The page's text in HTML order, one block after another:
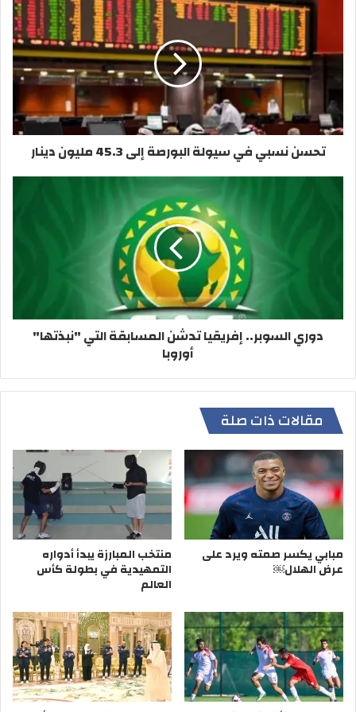
وعلى صعيد المباريات الودية يخوض فريق الفحيحيل اليوم أولى
مواجهاته الودية في معسكر تركيا، عندما يلتقي نادي هلال
القدس، عند السادسة مساء بتوقيت الكويت.
العربي يلتقي «القسنطيني» اليوم
يخوض فريق العربي لكرة القدم رابع مبارياته الودية خلال
معسكره الحالي في تونس، عندما يواجه اليوم نظيره شباب
القسنطيني الجزائري أحد أندية الدرجة الأولى في بلاده.
وينتظم الأخضر في معسكر تدريبي بمدينة طبرقة التونسية يستمر
حتى 12 الجاري، يستعد خلاله لانطلاق منافسات الموسم الكروي
الجديد، ولعب مباراة الدور نصف النهائي الغربي لكأس الاتحاد
الآسيوي أمام ضيفه السيب العماني 5 الجاري.
الشباب للقاهرة
وفي سياق متصل غادر أمس فريق الشباب لكرة القدم، إلى مدينة
6 أكتوبر بالعاصمة القاهرة، للدخول هناك في معسكر مغلق
لمدة 10 ايام، استعداداً لمنافسات الموسم الجديد.
وترأس الوفد عضو مجلس الإدارة، ورئيس جهاز الكرة جابر الزنكي،
على أن يخوض الفريق 3 مباريات ودية، يسعى من خلالها الجهاز
الفني بقيادة عيد سابج، الوصول للمستوى المطلوب قبل الدخول
في منافسات الموسم الجديد، إذ يتطلع أبناء الأحمدي للعودة
سريعاً للدوري الممتاز.
وفي الساحل، قدمت إدارة النادي الصفقات الخمس الذين
استعان بهم الفريق الأول لكرة القدم، وهم البرازيلي ليوناردو دا
سيلفا، ومواطنه جيوفاني سيلفا، والفرنسي طارق عجون،
والتونسي حمزة بن عبده، والعماني حمد الحبسي.
تحسن نسبي في سيولة البورصة إلى 45.3 مليون دينار
دوري السوبر.. إفريقيا تدشن المسابقة التي "نبذتها"
أوروبا
مقالات ذات صلة
مبابي يكسر صمته ويرد على
عرض الهلال￼
منتخب المبارزة يبدأ أدواره
التمهيدية في بطولة كأس
العالم